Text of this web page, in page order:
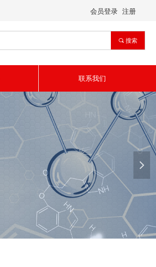
联系我们
끠 搜索
会员登录 注册
넲